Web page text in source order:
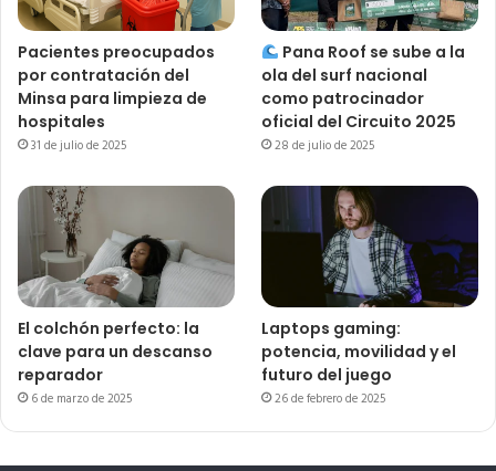
Pacientes preocupados
por contratación del
Minsa para limpieza de
hospitales
31 de julio de 2025
Pana Roof se sube a la
ola del surf nacional
como patrocinador
oficial del Circuito 2025
28 de julio de 2025
El colchón perfecto: la
clave para un descanso
reparador
6 de marzo de 2025
Laptops gaming:
potencia, movilidad y el
futuro del juego
26 de febrero de 2025